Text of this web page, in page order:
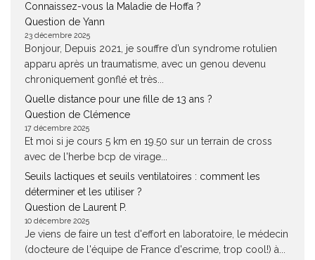
Connaissez-vous la Maladie de Hoffa ?
Question de Yann
23 décembre 2025
Bonjour, Depuis 2021, je souffre d’un syndrome rotulien
apparu après un traumatisme, avec un genou devenu
chroniquement gonflé et très...
Quelle distance pour une fille de 13 ans ?
Question de Clémence
17 décembre 2025
Et moi si je cours 5 km en 19.50 sur un terrain de cross
avec de l'herbe bcp de virage...
Seuils lactiques et seuils ventilatoires : comment les
déterminer et les utiliser ?
Question de Laurent P.
10 décembre 2025
Je viens de faire un test d'effort en laboratoire, le médecin
(docteure de l'équipe de France d'escrime, trop cool!) à...